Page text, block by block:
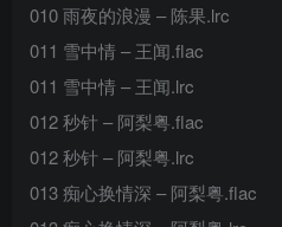
010 雨夜的浪漫 – 陈果.lrc
011 雪中情 – 王闻.flac
011 雪中情 – 王闻.lrc
012 秒针 – 阿梨粤.flac
012 秒针 – 阿梨粤.lrc
013 痴心换情深 – 阿梨粤.flac